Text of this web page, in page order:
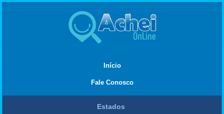
Início
Fale Conosco
Estados